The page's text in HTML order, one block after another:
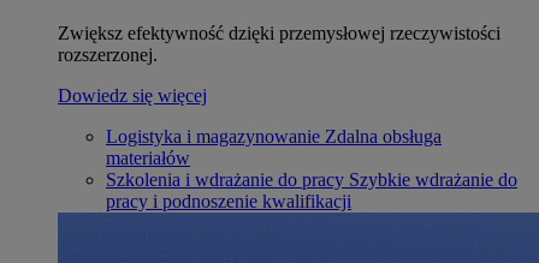
Zwiększ efektywność dzięki przemysłowej rzeczywistości
rozszerzonej.
Dowiedz się więcej
Logistyka i magazynowanie Zdalna obsługa
materiałów
Szkolenia i wdrażanie do pracy Szybkie wdrażanie do
pracy i podnoszenie kwalifikacji